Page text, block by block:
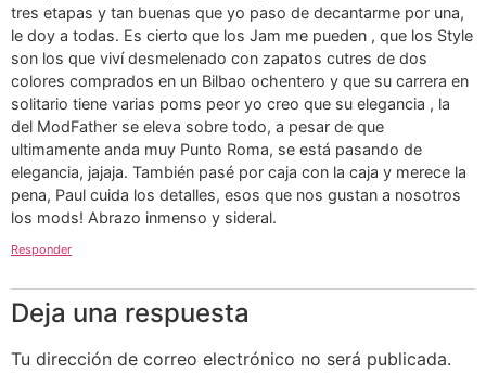
tres etapas y tan buenas que yo paso de decantarme por una,
le doy a todas. Es cierto que los Jam me pueden , que los Style
son los que viví desmelenado con zapatos cutres de dos
colores comprados en un Bilbao ochentero y que su carrera en
solitario tiene varias poms peor yo creo que su elegancia , la
del ModFather se eleva sobre todo, a pesar de que
ultimamente anda muy Punto Roma, se está pasando de
elegancia, jajaja. También pasé por caja con la caja y merece la
pena, Paul cuida los detalles, esos que nos gustan a nosotros
los mods! Abrazo inmenso y sideral.
Responder
Deja una respuesta
Tu dirección de correo electrónico no será publicada.